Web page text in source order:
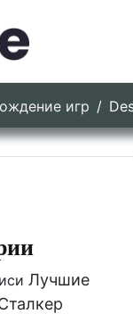
игр
Лучшие